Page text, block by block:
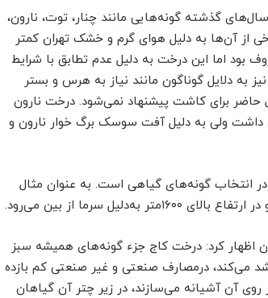
گذشته گونه‌هایی مانند چنار، توت، نارون،
از آن‌ها به دلیل هوای گرم و خشک تهران کمتر
بود اما این درخت به دلیل عدم تطابق با شرایط
به دلایل گوناگون مانند نیاز به هرس و بستر
برای کاشت پیشنهاد نمی‌شود. درخت نارون
داشت ولی به دلیل آفت سوسک برگ خوار نارون و
انتخاب گونه‌های گیاهی است. به عنوان مثال
سرما از بین می‌رود.
اظهار کرد: درخت کاج جزء گونه‌های همیشه سبز
می‌کند، درمصارف صنعتی و غیر صنعتی کم بازده
آن آشیانه می‌سازند، در زیر چتر آن گیاهان